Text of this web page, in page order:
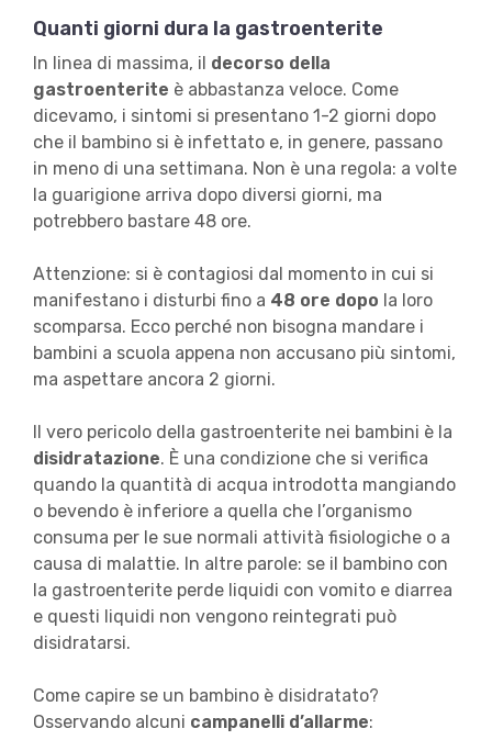
Quanti giorni dura la gastroenterite
In linea di massima, il decorso della
gastroenterite è abbastanza veloce. Come
dicevamo, i sintomi si presentano 1-2 giorni dopo
che il bambino si è infettato e, in genere, passano
in meno di una settimana. Non è una regola: a volte
la guarigione arriva dopo diversi giorni, ma
potrebbero bastare 48 ore.
Attenzione: si è contagiosi dal momento in cui si
manifestano i disturbi fino a 48 ore dopo la loro
scomparsa. Ecco perché non bisogna mandare i
bambini a scuola appena non accusano più sintomi,
ma aspettare ancora 2 giorni.
Il vero pericolo della gastroenterite nei bambini è la
disidratazione. È una condizione che si verifica
quando la quantità di acqua introdotta mangiando
o bevendo è inferiore a quella che l’organismo
consuma per le sue normali attività fisiologiche o a
causa di malattie. In altre parole: se il bambino con
la gastroenterite perde liquidi con vomito e diarrea
e questi liquidi non vengono reintegrati può
disidratarsi.
Come capire se un bambino è disidratato?
Osservando alcuni campanelli d’allarme: